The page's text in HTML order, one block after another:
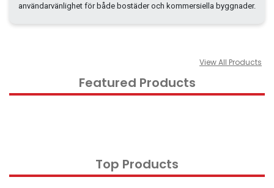
Dator PC-system
Kontorsmaterial
användarvänlighet för både bostäder och kommersiella byggnader.
Featured Products
View All Products
Top Products